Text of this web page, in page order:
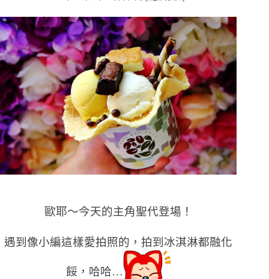
歐耶〜今天的主角聖代登場！
遇到像小編這樣愛拍照的，拍到冰淇淋都融化
餒， 哈哈…